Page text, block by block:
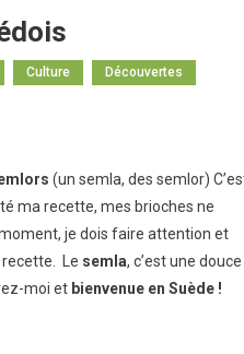
Culture
Découvertes
(un semla, des semlor)
ma recette, mes brioches ne
je dois faire attention et
Le semla, c’est une douce
moi et bienvenue en Suède !